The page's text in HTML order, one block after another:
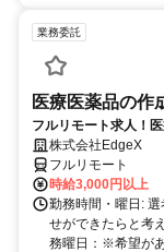
業務委託
医療医薬品の作
フルリモート求人！
株式会社EdgeX
フルリモート
時給3,000円以上
勤務時間・曜日:
せができたらと考
務曜日：※希望が